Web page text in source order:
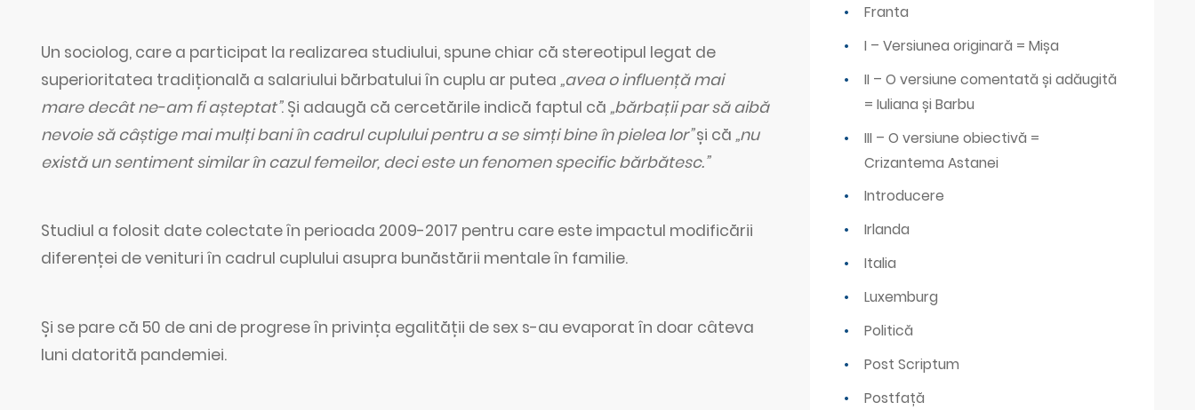
Un sociolog, care a participat la realizarea studiului, spune chiar că stereotipul legat de
superioritatea tradițională a salariului bărbatului în cuplu ar putea„avea o influență mai
mare decât ne-am fi așteptat”. Și adaugă că cercetările indică faptul că„bărbații par să aibă
nevoie să câștige mai mulți bani în cadrul cuplului pentru a se simți bine în pielea lor”și că„nu
există un sentiment similar în cazul femeilor, deci este un fenomen specific bărbătesc.”
Studiul a folosit date colectate în perioada 2009-2017 pentru care este impactul modificării
diferenței de venituri în cadrul cuplului asupra bunăstării mentale în familie.
Și se pare că 50 de ani de progrese în privința egalității de sex s-au evaporat în doar câteva
luni datorită pandemiei.
Franta
I – Versiunea originară = Mișa
II – O versiune comentată și adăugită
= Iuliana și Barbu
III – O versiune obiectivă =
Crizantema Astanei
Introducere
Irlanda
Italia
Luxemburg
Politică
Post Scriptum
Postfață